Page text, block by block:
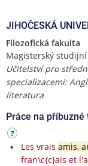
JIHOČESKÁ
Filozofická fakulta
Magisterský
Učitelství pro
specializacemi:
literatura
Práce na příbuzné
Les vrais amis,
fran\c{c}ais et